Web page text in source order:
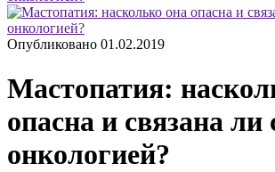
Опубликовано 01.02.2019
Мастопатия:
опасна и связана ли
онкологией?